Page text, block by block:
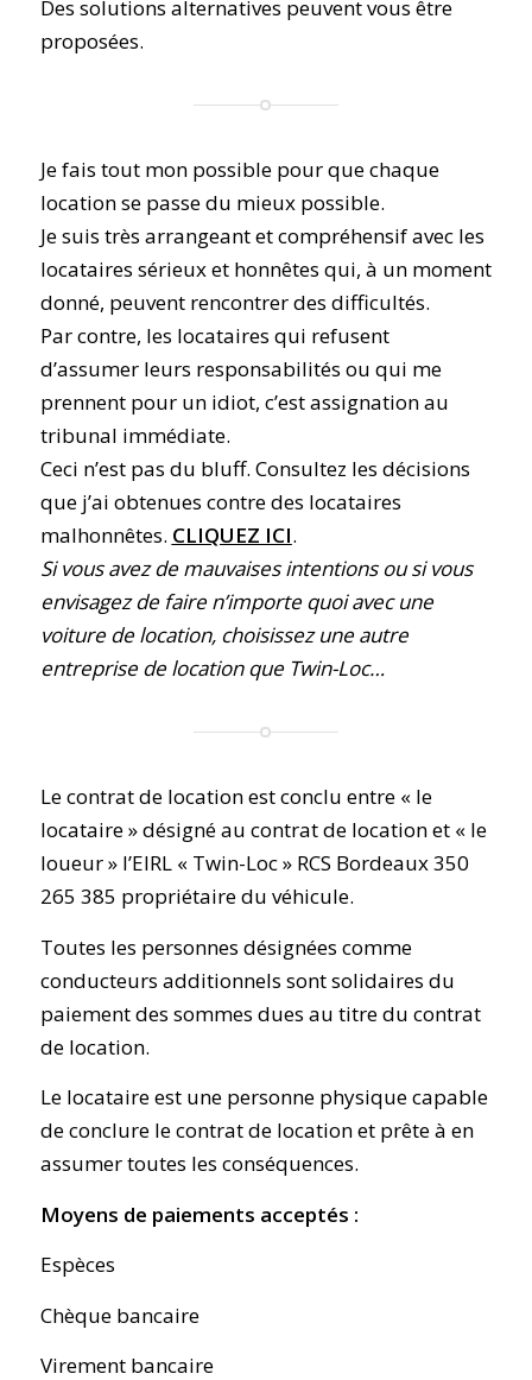
Des solutions alternatives peuvent vous être
proposées.
Je fais tout mon possible pour que chaque
location se passe du mieux possible.
Je suis très arrangeant et compréhensif avec les
locataires sérieux et honnêtes qui, à un moment
donné, peuvent rencontrer des difficultés.
Par contre, les locataires qui refusent
d’assumer leurs responsabilités ou qui me
prennent pour un idiot, c’est assignation au
tribunal immédiate.
Ceci n’est pas du bluff. Consultez les décisions
que j’ai obtenues contre des locataires
malhonnêtes. CLIQUEZ ICI.
Si vous avez de mauvaises intentions ou si vous
envisagez de faire n’importe quoi avec une
voiture de location, choisissez une autre
entreprise de location que Twin-Loc…
Le contrat de location est conclu entre « le
locataire » désigné au contrat de location et « le
loueur » l’EIRL « Twin-Loc » RCS Bordeaux 350
265 385 propriétaire du véhicule.
Toutes les personnes désignées comme
conducteurs additionnels sont solidaires du
paiement des sommes dues au titre du contrat
de location.
Le locataire est une personne physique capable
de conclure le contrat de location et prête à en
assumer toutes les conséquences.
Moyens de paiements acceptés :
Espèces
Chèque bancaire
Virement bancaire